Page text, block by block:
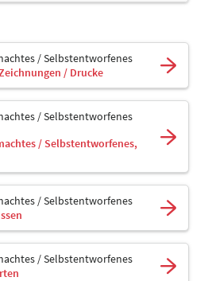
/ Selbstentworfenes
/ Drucke
/ Selbstentworfenes
/ Selbstentworfenes,
/ Selbstentworfenes
/ Selbstentworfenes